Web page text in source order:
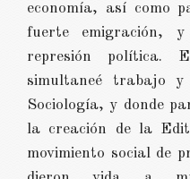
economía, así como
fuerte emigración,
represión política.
simultaneé trabajo
Sociología, y donde
la creación de la
movimiento social de